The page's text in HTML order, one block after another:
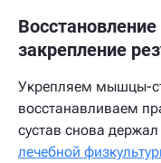
закрепление
Укрепляем мышцы-
восстанавливаем
сустав снова
лечебной